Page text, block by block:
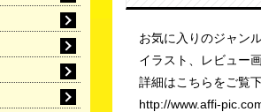
お気に入りのジャン
イラスト、レビュー
詳細はこちらをご覧
http://www.affi-